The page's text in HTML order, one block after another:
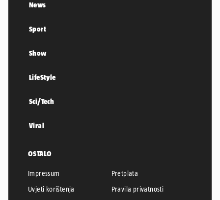
News
Sport
Show
LifeStyle
Sci/Tech
Viral
OSTALO
Impressum
Pretplata
Uvjeti korištenja
Pravila privatnosti